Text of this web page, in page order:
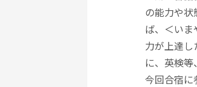
の能力や
ば、＜い
力が上達
に、英検等
今回合宿に